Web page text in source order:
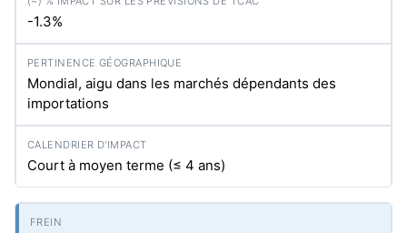
-1.3%
Mondial, aigu dans les marchés dépendants des
importations
Court à moyen terme (≤ 4 ans)